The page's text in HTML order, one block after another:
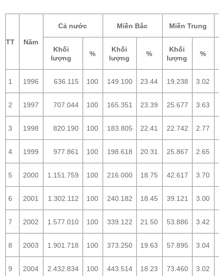
TT Năm
Cả nước Miền Bắc Miền Trung
Khối
lượng
%
Khối
lượng
%
Khối
lượng
%
1 1996 636.115 100 149.100 23.44 19.238 3.02
2 1997 707.044 100 165.351 23.39 25.677 3.63
3 1998 820.190 100 183.805 22.41 22.742 2.77
4 1999 977.861 100 198.618 20.31 25.867 2.65
5 2000 1.151.759 100 216.000 18.75 42.617 3.70
6 2001 1.302.112 100 240.182 18.45 39.121 3.00
7 2002 1.577.010 100 339.122 21.50 53.886 3.42
8 2003 1.901.718 100 373.250 19.63 57.895 3.04
9 2004 2.432.834 100 443.514 18.23 73.460 3.02